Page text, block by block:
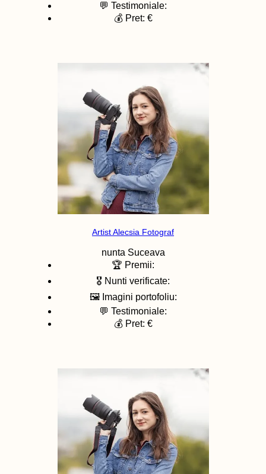
💬 Testimoniale:
💰 Pret: €
Artist Alecsia Fotograf
nunta Suceava
🏆 Premii:
🎖️ Nunti verificate:
🖼️ Imagini portofoliu:
💬 Testimoniale:
💰 Pret: €